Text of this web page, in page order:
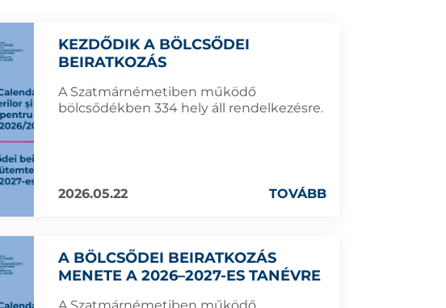
KEZDŐDIK A BÖLCSŐDEI
BEIRATKOZÁS
A Szatmárnémetiben működő
bölcsődékben 334 hely áll rendelkezésre.
2026.05.22 TOVÁBB
A BÖLCSŐDEI BEIRATKOZÁS
MENETE A 2026–2027-ES TANÉVRE